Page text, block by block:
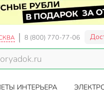
8 (800) 770-77-06
ИНТЕРЬЕРА